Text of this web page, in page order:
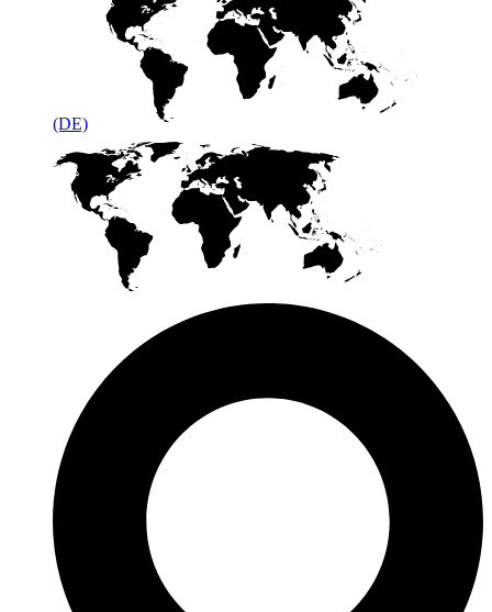
(DE)